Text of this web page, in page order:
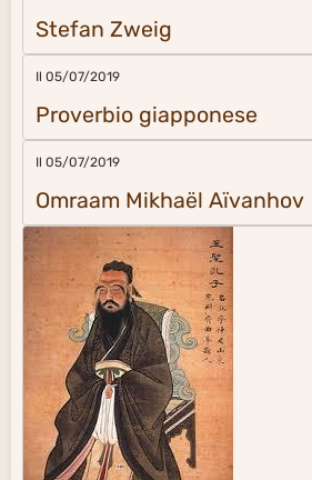
Stefan Zweig
Il 05/07/2019
Proverbio giapponese
Il 05/07/2019
Omraam Mikhaël Aïvanhov